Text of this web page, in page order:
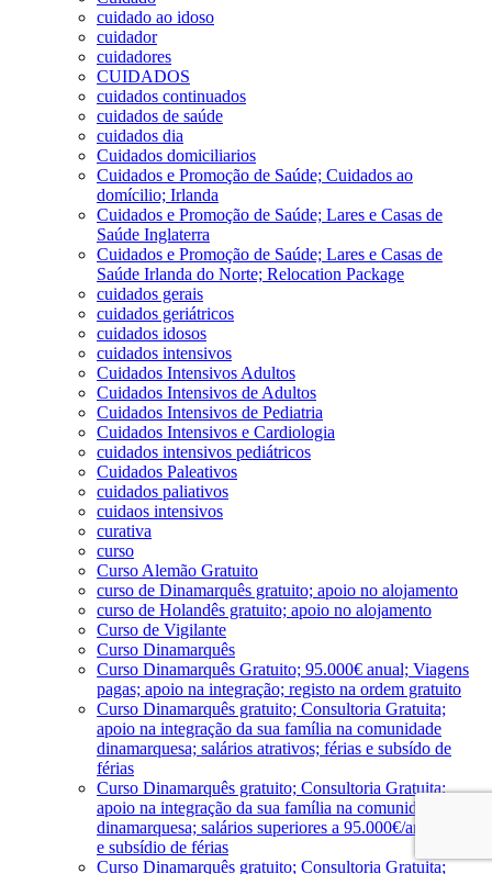
cuidado ao idoso
cuidador
cuidadores
CUIDADOS
cuidados continuados
cuidados de saúde
cuidados dia
Cuidados domiciliarios
Cuidados e Promoção de Saúde; Cuidados ao
domícilio; Irlanda
Cuidados e Promoção de Saúde; Lares e Casas de
Saúde Inglaterra
Cuidados e Promoção de Saúde; Lares e Casas de
Saúde Irlanda do Norte; Relocation Package
cuidados gerais
cuidados geriátricos
cuidados idosos
cuidados intensivos
Cuidados Intensivos Adultos
Cuidados Intensivos de Adultos
Cuidados Intensivos de Pediatria
Cuidados Intensivos e Cardiologia
cuidados intensivos pediátricos
Cuidados Paleativos
cuidados paliativos
cuidaos intensivos
curativa
curso
Curso Alemão Gratuito
curso de Dinamarquês gratuito; apoio no alojamento
curso de Holandês gratuito; apoio no alojamento
Curso de Vigilante
Curso Dinamarquês
Curso Dinamarquês Gratuito; 95.000€ anual; Viagens
pagas; apoio na integração; registo na ordem gratuito
Curso Dinamarquês gratuito; Consultoria Gratuita;
apoio na integração da sua família na comunidade
dinamarquesa; salários atrativos; férias e subsído de
férias
Curso Dinamarquês gratuito; Consultoria Gratuita;
apoio na integração da sua família na comunidade
dinamarquesa; salários superiores a 95.000€/ano; férias
e subsídio de férias
Curso Dinamarquês gratuito; Consultoria Gratuita;